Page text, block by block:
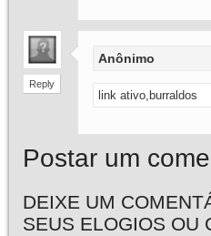
Reply
Anônimo
link ativo,burraldos
Postar um
DEIXE UM
SEUS ELOGIOS OU